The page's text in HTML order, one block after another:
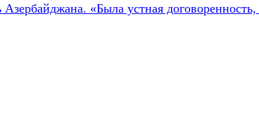
«Была устная договоренность,